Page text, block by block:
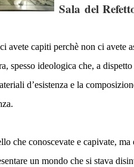
Sala del
avete capiti perchè non ci avete
spesso ideologica che, a
d’esistenza e la
che conoscevate e capivate,
un mondo che si stava